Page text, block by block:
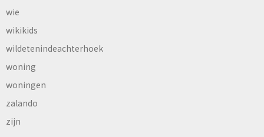
wie
wikikids
wildetenindeachterhoek
woning
woningen
zalando
zijn